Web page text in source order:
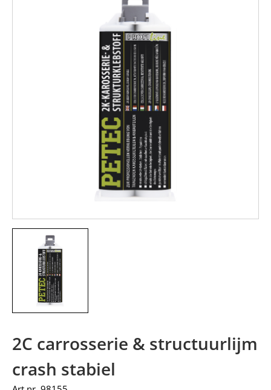
2C carrosserie & structuurlijm
crash stabiel